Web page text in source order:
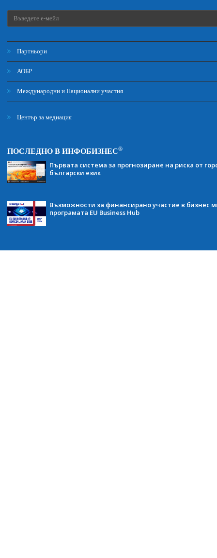
Партньори
АОБР
Международни и Национални участия
Център за медиация
ПОСЛЕДНО В ИНФОБИЗНЕС®
Първата система за прогнозиране на риска от
български език
Възможности за финансирано участие в бизнес
програмата EU Business Hub